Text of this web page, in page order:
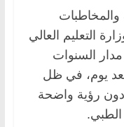
والمخاطبات
التعليم العالي
السنوات
بعد يوم، في ظل
رؤية واضحة